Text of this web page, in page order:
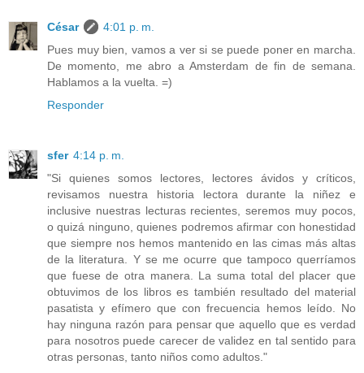
César
4:01 p. m.
Pues muy bien, vamos a ver si se puede poner en marcha.
De momento, me abro a Amsterdam de fin de semana.
Hablamos a la vuelta. =)
Responder
sfer 4:14 p. m.
"Si quienes somos lectores, lectores ávidos y críticos,
revisamos nuestra historia lectora durante la niñez e
inclusive nuestras lecturas recientes, seremos muy pocos,
o quizá ninguno, quienes podremos afirmar con honestidad
que siempre nos hemos mantenido en las cimas más altas
de la literatura. Y se me ocurre que tampoco querríamos
que fuese de otra manera. La suma total del placer que
obtuvimos de los libros es también resultado del material
pasatista y efímero que con frecuencia hemos leído. No
hay ninguna razón para pensar que aquello que es verdad
para nosotros puede carecer de validez en tal sentido para
otras personas, tanto niños como adultos."